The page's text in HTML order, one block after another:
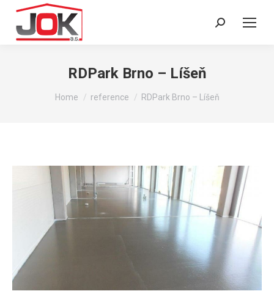
Search:
RDPark Brno – Líšeň
You are here:
Home reference RDPark Brno – Líšeň